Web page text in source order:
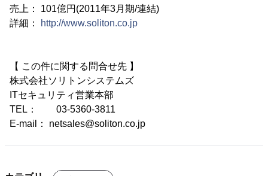
売上： 101億円(2011年3月期/連結)
詳細：
http://www.soliton.co.jp
【 この件に関する問合せ先 】
株式会社ソリトンシステムズ
ITセキュリティ営業本部
TEL： 03-5360-3811
E-mail： netsales@soliton.co.jp